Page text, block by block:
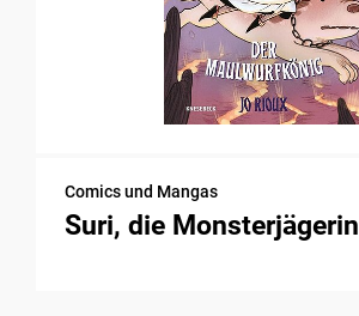
Comics und Mangas
Suri, die Monsterjägerin